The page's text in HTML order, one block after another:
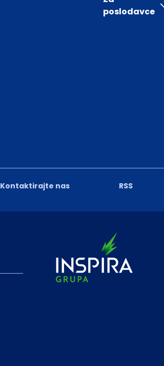
Kontaktirajte nas RSS
poslodavce